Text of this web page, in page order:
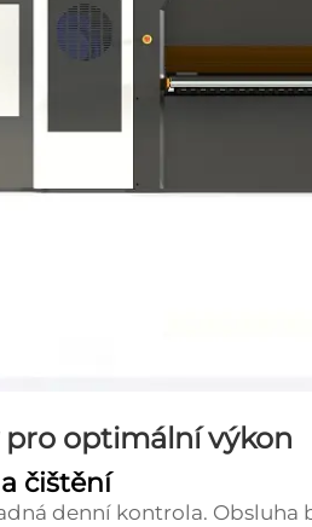
optimální výkon
čištění
denní kontrola. Obsluha